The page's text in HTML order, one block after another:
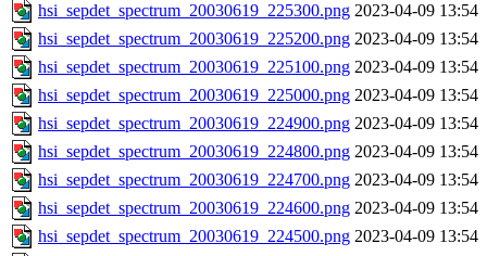
hsi_sepdet_spectrum_20030619_225300.png 2023-04-09 13:54
hsi_sepdet_spectrum_20030619_225200.png 2023-04-09 13:54
hsi_sepdet_spectrum_20030619_225100.png 2023-04-09 13:54
hsi_sepdet_spectrum_20030619_225000.png 2023-04-09 13:54
hsi_sepdet_spectrum_20030619_224900.png 2023-04-09 13:54
hsi_sepdet_spectrum_20030619_224800.png 2023-04-09 13:54
hsi_sepdet_spectrum_20030619_224700.png 2023-04-09 13:54
hsi_sepdet_spectrum_20030619_224600.png 2023-04-09 13:54
hsi_sepdet_spectrum_20030619_224500.png 2023-04-09 13:54